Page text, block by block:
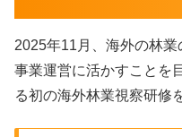
2025年11月、海外の林
事業運営に活かすことを
る初の海外林業視察研修